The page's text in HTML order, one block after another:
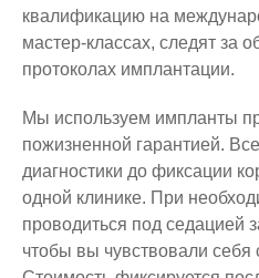
квалификацию на
мастер-классах, следят за
протоколах имплантации.
Мы используем импланты
пожизненной гарантией.
диагностики до фиксации
одной клинике. При
проводиться под седацией
чтобы вы чувствовали